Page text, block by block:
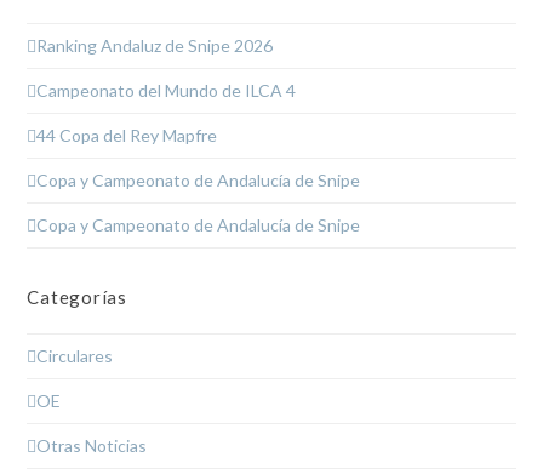
Ranking Andaluz de Snipe 2026
Campeonato del Mundo de ILCA 4
44 Copa del Rey Mapfre
Copa y Campeonato de Andalucía de Snipe
Copa y Campeonato de Andalucía de Snipe
Categorías
Circulares
OE
Otras Noticias